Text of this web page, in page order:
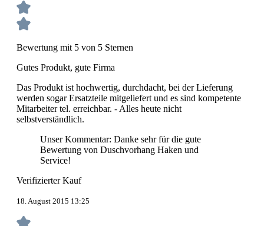
Bewertung mit 5 von 5 Sternen
Gutes Produkt, gute Firma
Das Produkt ist hochwertig, durchdacht, bei der Lieferung
werden sogar Ersatzteile mitgeliefert und es sind kompetente
Mitarbeiter tel. erreichbar. - Alles heute nicht
selbstverständlich.
Unser Kommentar: Danke sehr für die gute
Bewertung von Duschvorhang Haken und
Service!
Verifizierter Kauf
18. August 2015 13:25